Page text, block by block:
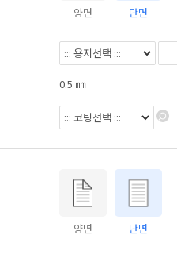
양면 단면
0.5 ㎜
양면 단면